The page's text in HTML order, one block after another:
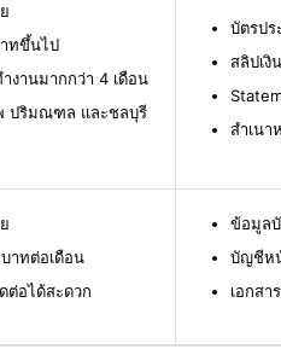
ทขึ้นไป
งานมากกว่า 4 เดือน
ปริมณฑล และชลบุรี
บัตรปร
สลิปเงิ
สำเนา
าทต่อเดือน
ต่อได้สะดวก
ข้อมูล
บัญชีห
เอกสา